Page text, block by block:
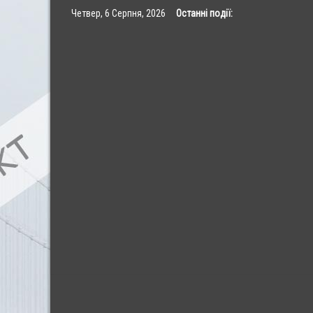
Четвер, 6 Серпня, 2026 Останні події: